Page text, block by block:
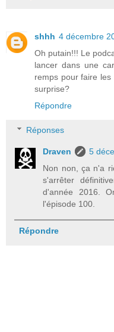
shhh 4 décembre
Oh putain!!! Le
lancer dans une
remps pour faire
surprise?
Répondre
Réponses
Draven
5
Non non, ça n'a
s'arrêter
d'année 2016.
l'épisode 100.
Répondre